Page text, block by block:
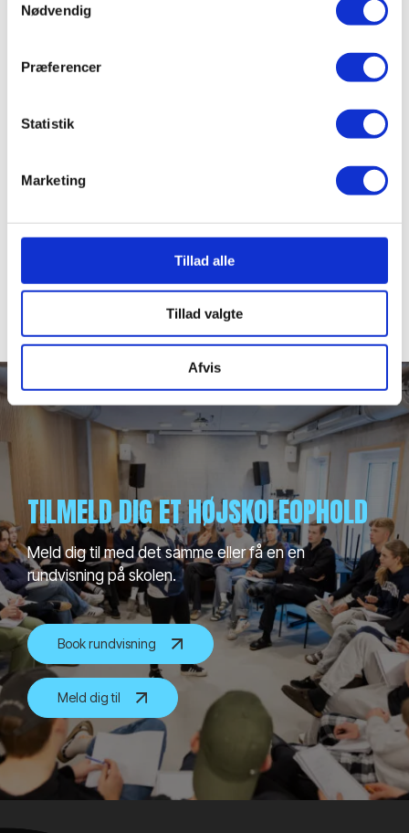
Nødvendig
Præferencer
Statistik
Marketing
Tillad alle
Tillad valgte
Afvis
FAG
TILMELD DIG ET HØJSKOLEOPHOLD
Meld dig til med det samme eller få en en
rundvisning på skolen.
Book rundvisning
Meld dig til